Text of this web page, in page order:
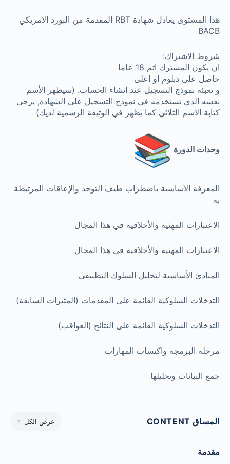
هذا المستوى يعادل شهادة RBT المقدمة من البورد الامريكي
BACB
شروط الاشتراك:
ان يكون المشترك اتم 18 عاما
حاصل على دبلوم او اعلى
و تعبئة نموذج التسجيل عند انشاء الحساب. (سيظهر الأسم
نفسه الذي تستخدمه في نموذج التسجيل على الشهادة, يرجى
كتابة الاسم الثلاثي كما يظهر في الوثيقة الرسمية لديك)
وحدات الدورة
المعرفة الأساسية باضطراب طيف التوحد والإعاقات المرتبطة
به
الاعتبارات المهنية والأخلاقية في هذا المجال
الاعتبارات المهنية والأخلاقية في هذا المجال
المبادئ الأساسية لتحليل السلوك التطبيقي
التدخلات السلوكية القائمة على المقدمات (المثيرات السابقة)
التدخلات السلوكية القائمة على النتائج (العواقب)
مرحلة البرمجة واكتساب المهارات
جمع البيانات وتحليلها
المساق CONTENT عرض الكل
مقدمة